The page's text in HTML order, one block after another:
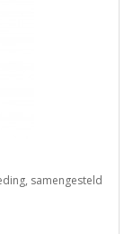
samengesteld